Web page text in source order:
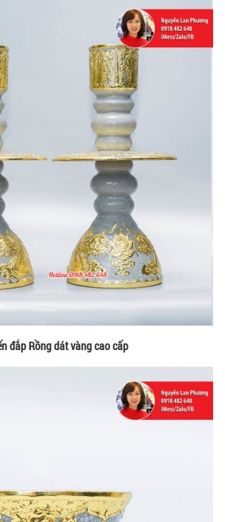
đắp Rồng dát vàng cao cấp